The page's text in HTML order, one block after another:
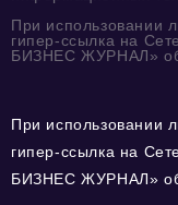
При использовании
гипер-ссылка на
БИЗНЕС ЖУРНАЛ»
При использовании
гипер-ссылка на
БИЗНЕС ЖУРНАЛ»